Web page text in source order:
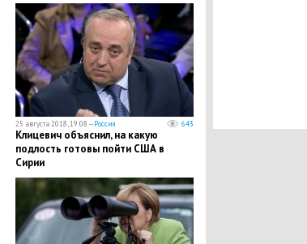
25 августа 2018, 19:08 —Россия 643
Клицевич объяснил, на какую
подлость готовы пойти США в
Сирии